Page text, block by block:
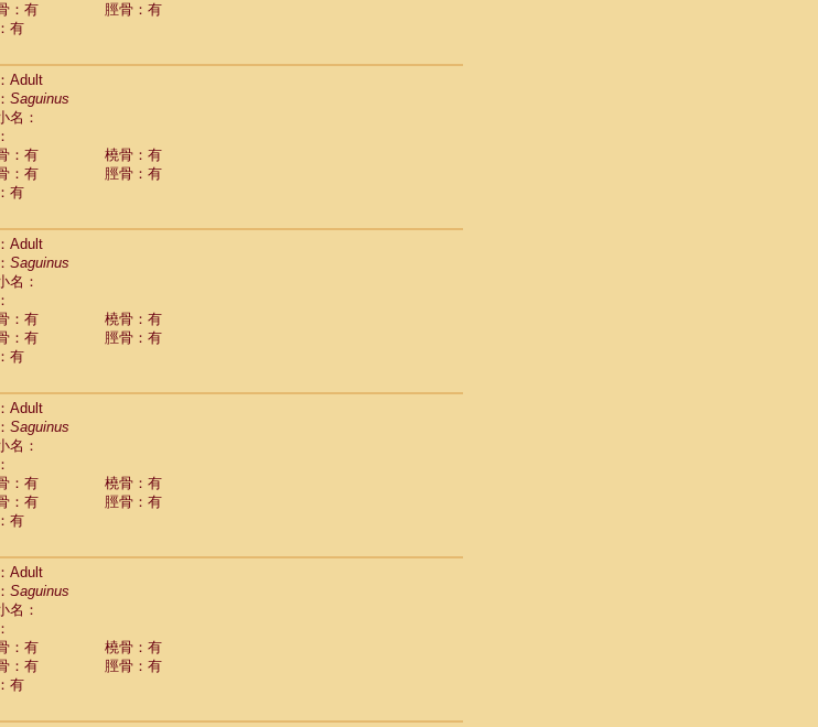
albogularis(0)
(0)
buettikoferi
(0)
cynosuros (0)
(30)
spp.
(0)
(0)
(0)
(0)
(0)
：有
脛骨：有
有
Adult
Saguinus
名：
：有
橈骨：有
：有
脛骨：有
有
Adult
Saguinus
名：
：有
橈骨：有
：有
脛骨：有
有
Adult
Saguinus
名：
：有
橈骨：有
：有
脛骨：有
有
Adult
Saguinus
名：
：有
橈骨：有
：有
脛骨：有
有